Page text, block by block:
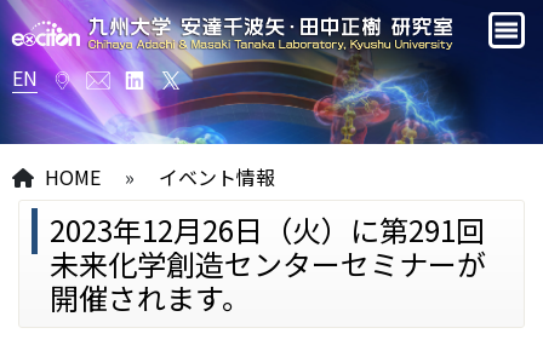
EN
HOME » イベント情報
2023年12月26日（火）に第291回
未来化学創造センターセミナーが
開催されます。